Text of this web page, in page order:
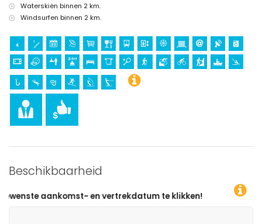
Waterskiën binnen 2 km.
Windsurfen binnen 2 km.
Beschikbaarheid
vertrekdatum te klikken!